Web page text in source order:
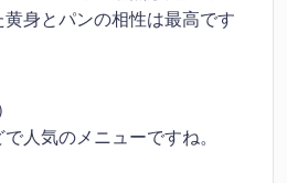
身とパンの相性は最高です
人気のメニューですね。